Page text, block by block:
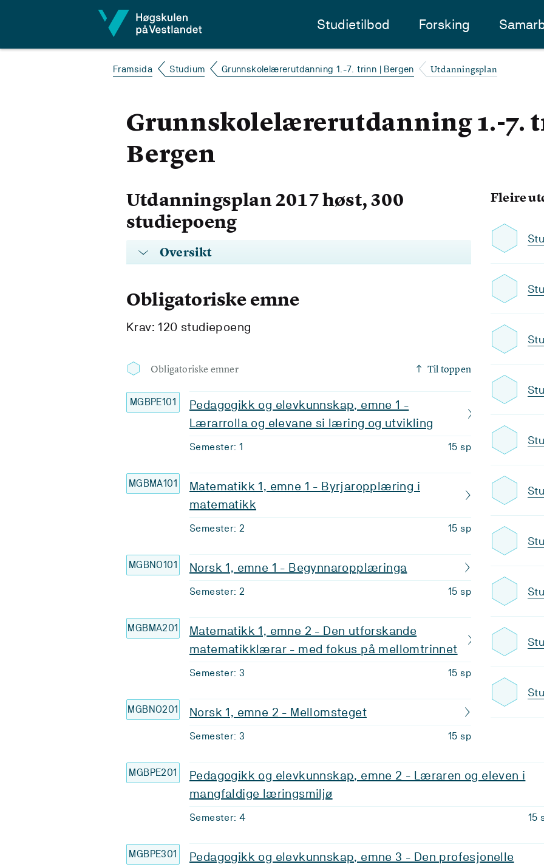
Studietilbod Forsking
Framsida Studium Grunnskolelærerutdanning 1.-7. trinn | Bergen Utdanningsplan
Grunnskolelærerutdanning 1.-7.
Bergen
Fleire
Utdanningsplan 2017 høst, 300
studiepoeng
Oversikt
Obligatoriske emne
Krav: 120 studiepoeng
Obligatoriske emner Til toppen
MGBPE101
Pedagogikk og elevkunnskap, emne 1 -
Lærarrolla og elevane si læring og utvikling
Semester: 1 15 sp
MGBMA101
Matematikk 1, emne 1 - Byrjaropplæring i
matematikk
Semester: 2 15 sp
MGBNO101 Norsk 1, emne 1 - Begynnaropplæringa
Semester: 2 15 sp
MGBMA201
Matematikk 1, emne 2 - Den utforskande
matematikklærar - med fokus på mellomtrinnet
Semester: 3 15 sp
MGBNO201 Norsk 1, emne 2 - Mellomsteget
Semester: 3 15 sp
MGBPE201
Pedagogikk og elevkunnskap, emne 2 - Læraren og eleven i
mangfaldige læringsmiljø
Semester: 4 15
MGBPE301
Pedagogikk og elevkunnskap, emne 3 - Den profesjonelle